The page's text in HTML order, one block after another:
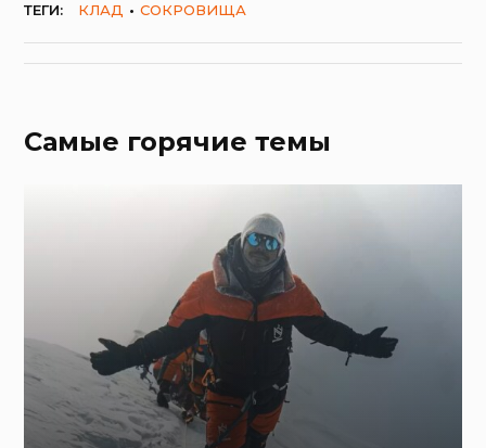
ТЕГИ:
КЛАД СОКРОВИЩА
Самые горячие темы